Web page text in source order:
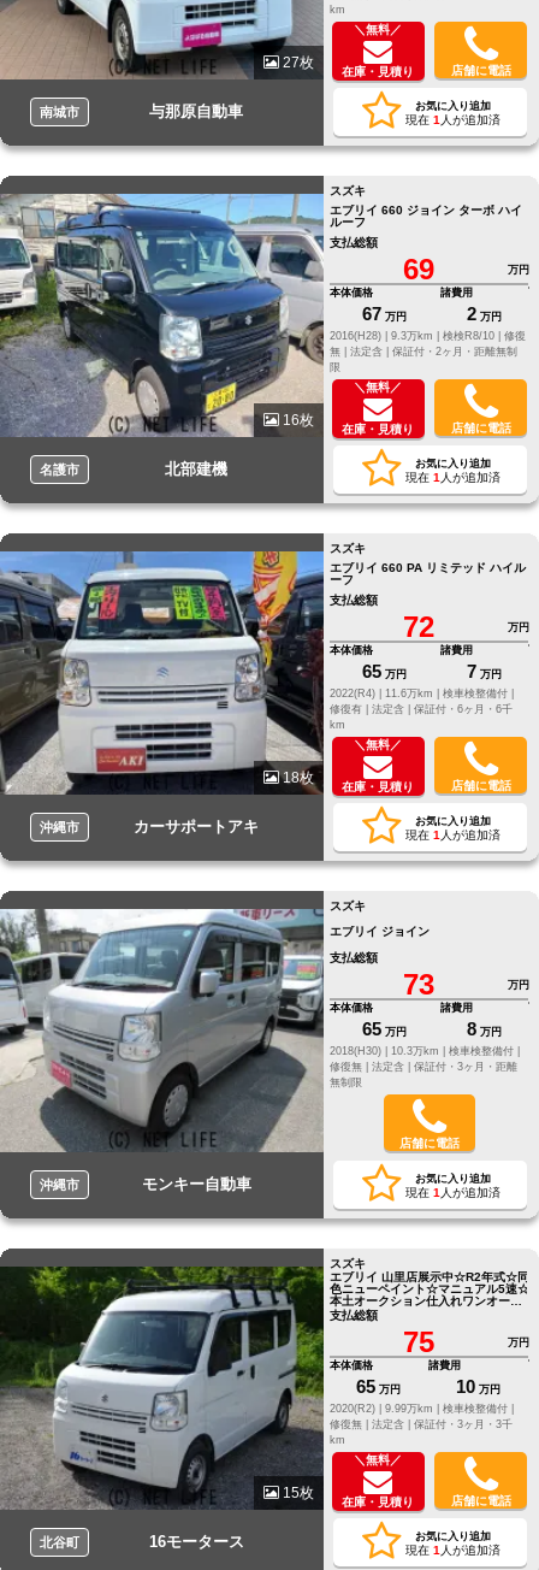
27枚
南城市 与那原自動車
km
＼無料／
在庫・見積り 店舗に電話
お気に入り追加
現在 1 人が追加済
16枚
名護市 北部建機
スズキ
エブリイ 660 ジョイン ターボ ハイ
ルーフ
支払総額
69
万円
本体価格
67 万円
諸費用
2 万円
2016(H28) |
9.3万km | 検検R8/10 | 修復
無 | 法定含 | 保証付・2ヶ月・距離無制
限
＼無料／
在庫・見積り 店舗に電話
お気に入り追加
現在 1 人が追加済
18枚
沖縄市 カーサポートアキ
スズキ
エブリイ 660 PA リミテッド ハイル
ーフ
支払総額
72
万円
本体価格
65 万円
諸費用
7 万円
2022(R4) |
11.6万km |
検車検整備付 |
修復有 | 法定含 | 保証付・6ヶ月・6千
km
＼無料／
在庫・見積り 店舗に電話
お気に入り追加
現在 1 人が追加済
沖縄市 モンキー自動車
スズキ
エブリイ ジョイン
支払総額
73
万円
本体価格
65 万円
諸費用
8 万円
2018(H30) |
10.3万km |
検車検整備付 |
修復無 | 法定含 | 保証付・3ヶ月・距離
無制限
店舗に電話
お気に入り追加
現在 1 人が追加済
15枚
北谷町 16モータース
スズキ
エブリイ 山里店展示中☆R2年式☆同
色ニューペイント☆マニュアル5速☆
本土オークション仕入れワンオーナ
ー
支払総額
75
万円
本体価格
65 万円
諸費用
10 万円
2020(R2) |
9.99万km |
検車検整備付 |
修復無 | 法定含 | 保証付・3ヶ月・3千
km
＼無料／
在庫・見積り 店舗に電話
お気に入り追加
現在 1 人が追加済